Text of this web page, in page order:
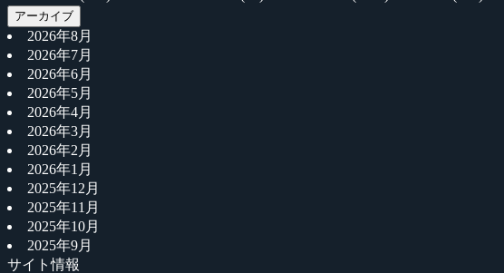
アーカイブ
2026年8月
2026年7月
2026年6月
2026年5月
2026年4月
2026年3月
2026年2月
2026年1月
2025年12月
2025年11月
2025年10月
2025年9月
サイト情報